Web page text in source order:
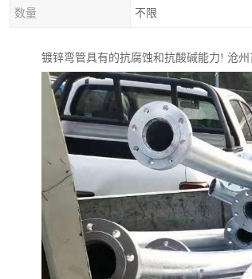
数量 不限
镀锌弯管具有的抗腐蚀和抗酸碱能力! 沧